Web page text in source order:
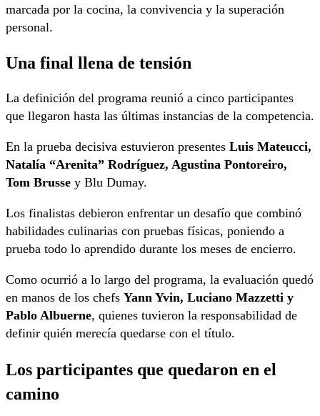
marcada por la cocina, la convivencia y la superación
personal.
Una final llena de tensión
La definición del programa reunió a cinco participantes
que llegaron hasta las últimas instancias de la competencia.
En la prueba decisiva estuvieron presentes Luis Mateucci,
Natalía “Arenita” Rodríguez, Agustina Pontoreiro,
Tom Brusse y Blu Dumay.
Los finalistas debieron enfrentar un desafío que combinó
habilidades culinarias con pruebas físicas, poniendo a
prueba todo lo aprendido durante los meses de encierro.
Como ocurrió a lo largo del programa, la evaluación quedó
en manos de los chefs Yann Yvin, Luciano Mazzetti y
Pablo Albuerne, quienes tuvieron la responsabilidad de
definir quién merecía quedarse con el título.
Los participantes que quedaron en el
camino